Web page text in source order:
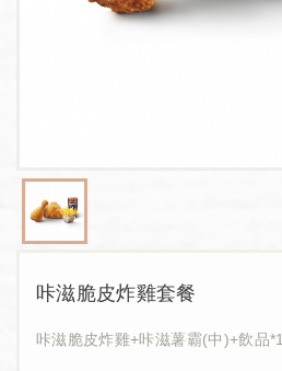
咔滋脆皮炸雞套餐
咔滋脆皮炸雞+咔滋薯霸(中)+飲品*1